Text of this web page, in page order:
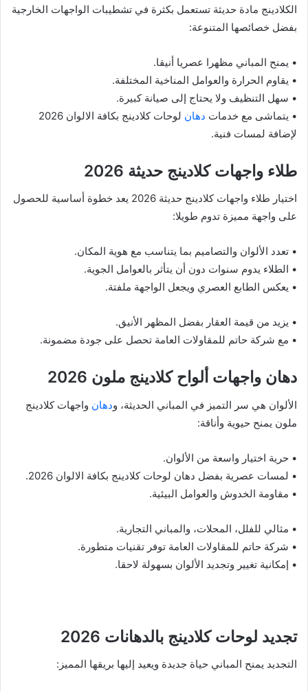
الكلادينج مادة حديثة تستعمل بكثرة في تشطيبات الواجهات الخارجية
بفضل خصائصها المتنوعة:
• يمنح المباني مظهرا عصريا أنيقا.
• يقاوم الحرارة والعوامل المناخية المختلفة.
• سهل التنظيف ولا يحتاج إلى صيانة كبيرة.
• يتماشى مع خدمات دهان
لوحات كلادينج بكافة الالوان 2026
لإضافة لمسات فنية.
طلاء واجهات كلادينج حديثة 2026
اختيار طلاء واجهات كلادينج حديثة 2026 يعد خطوة أساسية للحصول
على واجهة مميزة تدوم طويلا:
• تعدد الألوان والتصاميم بما يتناسب مع هوية المكان.
• الطلاء يدوم سنوات دون أن يتأثر بالعوامل الجوية.
• يعكس الطابع العصري ويجعل الواجهة ملفتة.
• يزيد من قيمة العقار بفضل المظهر الأنيق.
• مع شركة حاتم للمقاولات العامة تحصل على جودة مضمونة.
دهان واجهات ألواح كلادينج ملون 2026
الألوان هي سر التميز في المباني الحديثة، ودهان واجهات كلادينج
ملون يمنح حيوية وأناقة:
• حرية اختيار واسعة من الألوان.
• لمسات عصرية بفضل دهان لوحات كلادينج بكافة الالوان 2026.
• مقاومة الخدوش والعوامل البيئية.
• مثالي للفلل، المحلات، والمباني التجارية.
• شركة حاتم للمقاولات العامة توفر تقنيات متطورة.
• إمكانية تغيير وتجديد الألوان بسهولة لاحقا.
تجديد لوحات كلادينج بالدهانات 2026
التجديد يمنح المباني حياة جديدة ويعيد إليها بريقها المميز: